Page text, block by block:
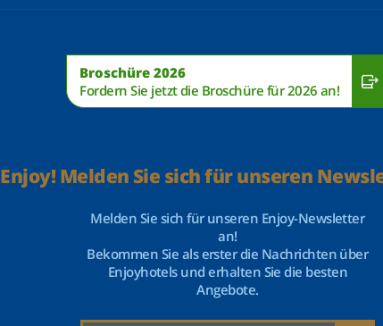
Broschüre 2026
Fordern Sie jetzt die Broschüre für 2026 an!
Enjoy! Melden Sie sich für unseren
Melden Sie sich für unseren Enjoy-Newsletter
an!
Bekommen Sie als erster die Nachrichten über
Enjoyhotels und erhalten Sie die besten
Angebote.